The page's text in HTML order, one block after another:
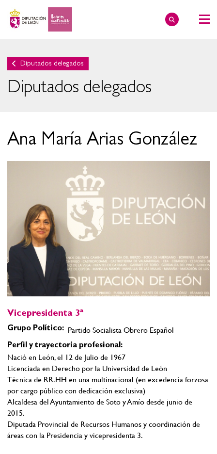
Diputados delegados
Diputados delegados
Ana María Arias González
Vicepresidenta 3ª
Grupo Político: Partido Socialista Obrero Español
Perfil y trayectoria profesional:
Nació en León, el 12 de Julio de 1967
Licenciada en Derecho por la Universidad de León
Técnica de RR.HH en una multinacional (en excedencia forzosa
por cargo público con dedicación exclusiva)
Alcaldesa del Ayuntamiento de Soto y Amío desde junio de
2015.
Diputada Provincial de Recursos Humanos y coordinación de
áreas con la Presidencia y vicepresidenta 3.